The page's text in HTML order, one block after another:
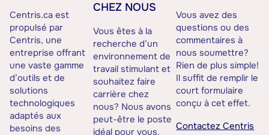
Centris.ca est
propulsé par
Centris, une
entreprise offrant
une vaste gamme
d’outils et de
solutions
technologiques
adaptés aux
besoins des
CHEZ NOUS
Vous êtes à la
recherche d’un
environnement de
travail stimulant et
souhaitez faire
carrière chez
nous? Nous avons
peut-être le poste
idéal pour vous.
Vous avez des
questions ou des
commentaires à
nous soumettre?
Rien de plus simple!
Il suffit de remplir le
court formulaire
conçu à cet effet.
Contactez Centris